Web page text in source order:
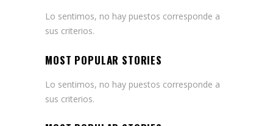
Lo sentimos, no hay puestos corresponde a
sus criterios.
MOST POPULAR STORIES
Lo sentimos, no hay puestos corresponde a
sus criterios.